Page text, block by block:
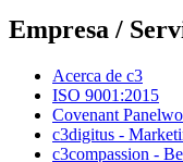
Empresa /
Acerca de c3
ISO 9001:2015
Covenant
c3digitus -
c3compassion -